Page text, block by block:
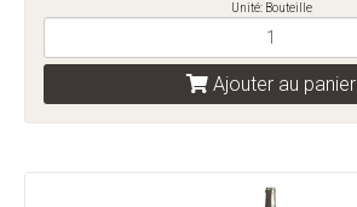
Unité: Bouteille
Ajouter au panier